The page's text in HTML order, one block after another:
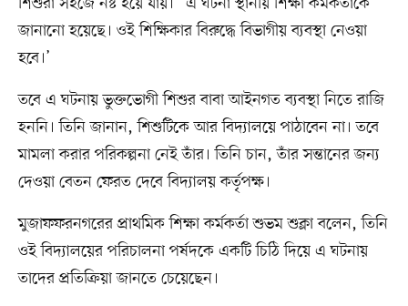
জানানো হয়েছে। ওই শিক্ষিকার বিরুদ্ধে বিভাগীয় ব্যবস্থা নেওয়া
হবে।’
তবে এ ঘটনায় ভুক্তভোগী শিশুর বাবা আইনগত ব্যবস্থা নিতে রাজি
হননি। তিনি জানান, শিশুটিকে আর বিদ্যালয়ে পাঠাবেন না। তবে
মামলা করার পরিকল্পনা নেই তাঁর। তিনি চান, তাঁর সন্তানের জন্য
দেওয়া বেতন ফেরত দেবে বিদ্যালয় কর্তৃপক্ষ।
মুজাফফরনগরের প্রাথমিক শিক্ষা কর্মকর্তা শুভম শুক্লা বলেন, তিনি
ওই বিদ্যালয়ের পরিচালনা পর্ষদকে একটি চিঠি দিয়ে এ ঘটনায়
তাদের প্রতিক্রিয়া জানতে চেয়েছেন।